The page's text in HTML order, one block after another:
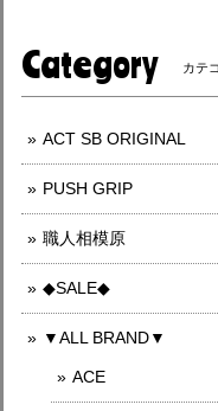
Category カテ
ACT SB ORIGINAL
PUSH GRIP
職人相模原
◆SALE◆
▼ALL BRAND▼
ACE